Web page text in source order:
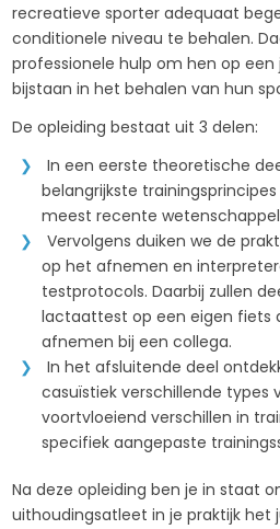
recreatieve sporter adequaat
conditionele niveau te behalen.
professionele hulp om hen op
bijstaan in het behalen van hun
De opleiding bestaat uit 3 delen:
In een eerste theoretische
belangrijkste
meest recente
Vervolgens duiken we de
op het afnemen en
testprotocols. Daarbij zullen
lactaattest op een eigen fiets
afnemen bij een collega.
In het afsluitende deel
casuïstiek verschillende types
voortvloeiend verschillen in
specifiek aangepaste
Na deze opleiding ben je in staat
uithoudingsatleet in je praktijk het